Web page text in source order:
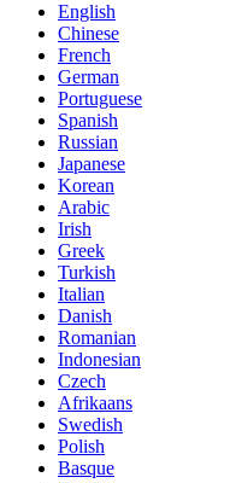
English
Chinese
French
German
Portuguese
Spanish
Russian
Japanese
Korean
Arabic
Irish
Greek
Turkish
Italian
Danish
Romanian
Indonesian
Czech
Afrikaans
Swedish
Polish
Basque